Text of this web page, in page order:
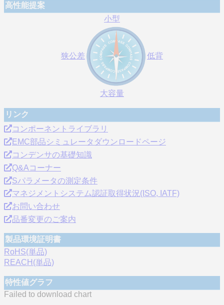
高性能提案
小型
狭公差 低背
大容量
リンク
コンポーネントライブラリ
EMC部品シミュレータダウンロードページ
コンデンサの基礎知識
Q&Aコーナー
Sパラメータの測定条件
マネジメントシステム認証取得状況(ISO, IATF)
お問い合わせ
品番変更のご案内
製品環境証明書
RoHS(単品)
REACH(単品)
特性値グラフ
Failed to download chart